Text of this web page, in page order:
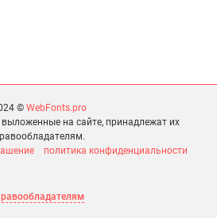
© WebFonts.pro
на сайте, принадлежат их
политика конфиденциальности